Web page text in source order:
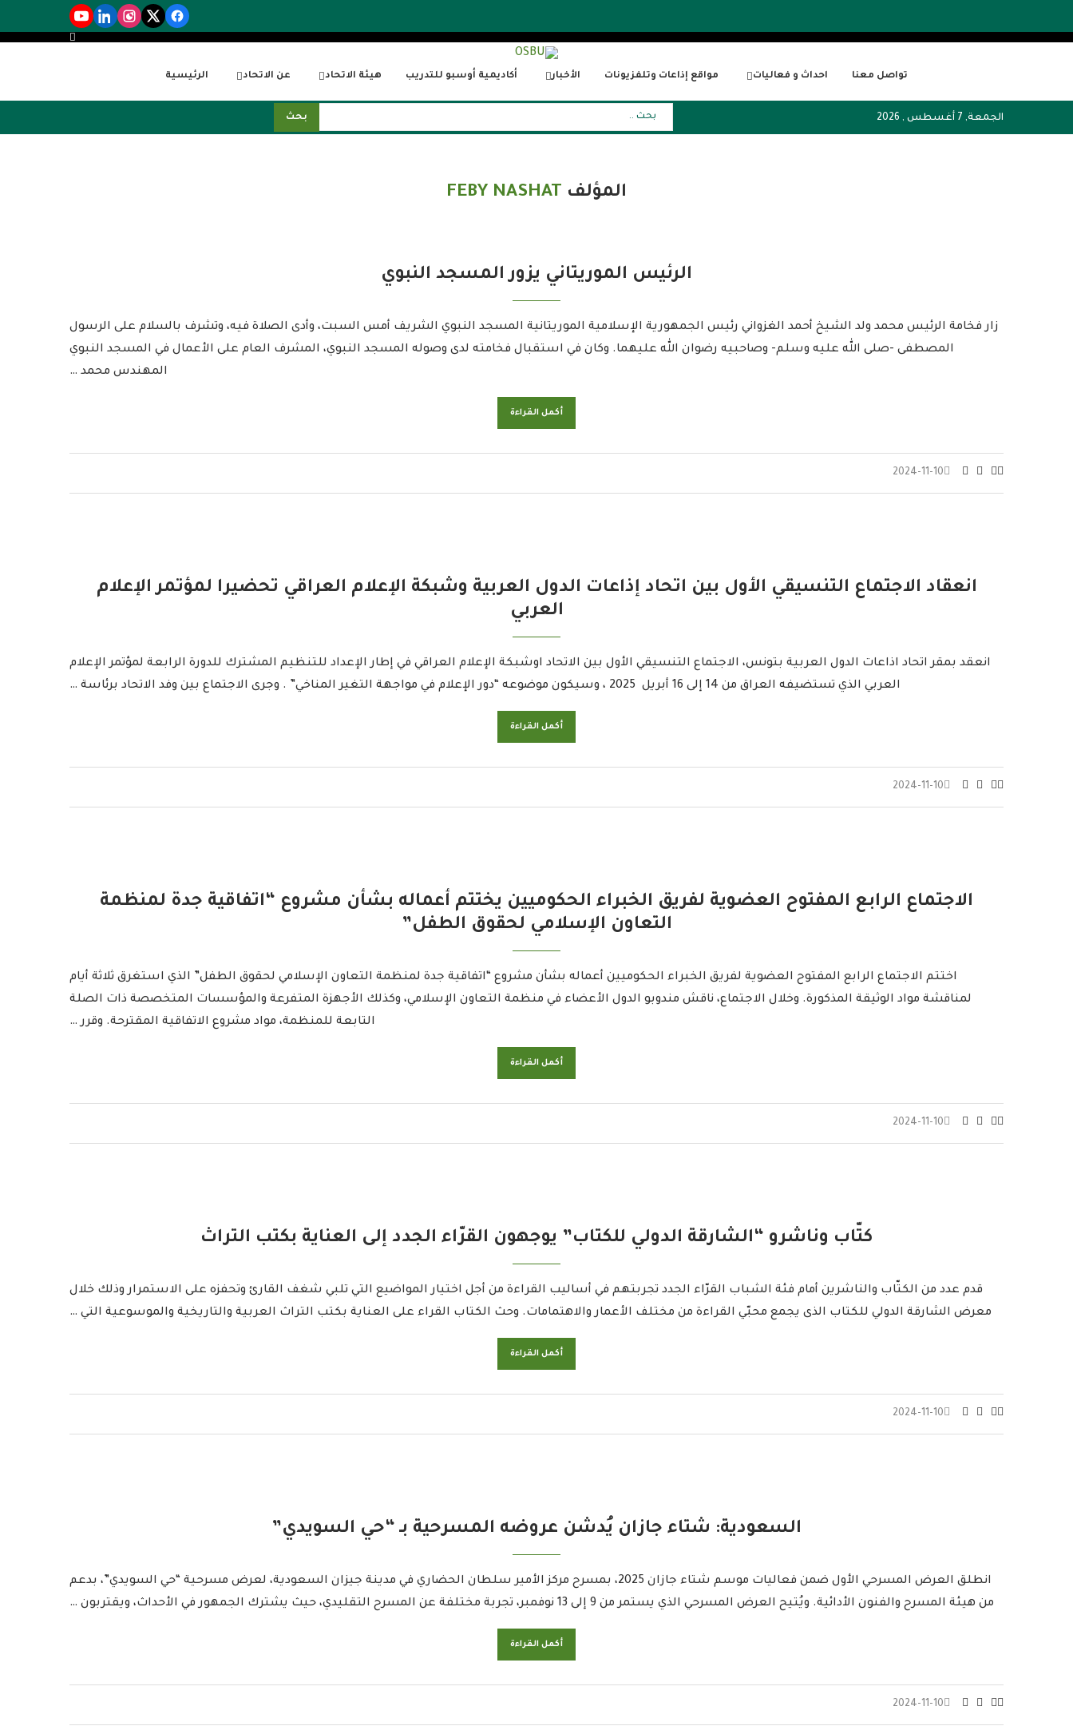
الرئيسية عن الاتحاد هيئة الاتحاد أكاديمية أوسبو للتدريب الأخبار مواقع إذاعات وتلفزيونات احداث و فعاليات تواصل معنا
الجمعة, 7 أغسطس , 2026 بحث
المؤلف FEBY NASHAT
الرئيس الموريتاني يزور المسجد النبوي
زار فخامة الرئيس محمد ولد الشيخ أحمد الغزواني رئيس الجمهورية الإسلامية الموريتانية المسجد النبوي الشريف أمس السبت، وأدى الصلاة فيه، وتشرف بالسلام على الرسول
المصطفى -صلى الله عليه وسلم- وصاحبيه رضوان الله عليهما. وكان في استقبال فخامته لدى وصوله المسجد النبوي، المشرف العام على الأعمال في المسجد النبوي
المهندس محمد …
أكمل القراءة
2024-11-10
انعقاد الاجتماع التنسيقي الأول بين اتحاد إذاعات الدول العربية وشبكة الإعلام العراقي تحضيرا لمؤتمر الإعلام
العربي
انعقد بمقر اتحاد اذاعات الدول العربية بتونس، الاجتماع التنسيقي الأول بين الاتحاد اوشبكة الإعلام العراقي في إطار الإعداد للتنظيم المشترك للدورة الرابعة لمؤتمر الإعلام
العربي الذي تستضيفه العراق من 14 إلى 16 أبريل 2025 ، وسيكون موضوعه “دور الإعلام في مواجهة التغير المناخي” . وجرى الاجتماع بين وفد الاتحاد برئاسة …
أكمل القراءة
2024-11-10
الاجتماع الرابع المفتوح العضوية لفريق الخبراء الحكوميين يختتم أعماله بشأن مشروع “اتفاقية جدة لمنظمة
التعاون الإسلامي لحقوق الطفل”
اختتم الاجتماع الرابع المفتوح العضوية لفريق الخبراء الحكوميين أعماله بشأن مشروع “اتفاقية جدة لمنظمة التعاون الإسلامي لحقوق الطفل” الذي استغرق ثلاثة أيام
لمناقشة مواد الوثيقة المذكورة. وخلال الاجتماع، ناقش مندوبو الدول الأعضاء في منظمة التعاون الإسلامي، وكذلك الأجهزة المتفرعة والمؤسسات المتخصصة ذات الصلة
التابعة للمنظمة، مواد مشروع الاتفاقية المقترحة. وقرر …
أكمل القراءة
2024-11-10
كتّاب وناشرو “الشارقة الدولي للكتاب” يوجهون القرّاء الجدد إلى العناية بكتب التراث
قدم عدد من الكتّاب والناشرين أمام فئة الشباب القرّاء الجدد تجربتهم في أساليب القراءة من أجل اختيار المواضيع التي تلبي شغف القارئ وتحفزه على الاستمرار وذلك خلال
معرض الشارقة الدولي للكتاب الذى يجمع محبّي القراءة من مختلف الأعمار والاهتمامات. وحث الكتاب القراء على العناية بكتب التراث العربية والتاريخية والموسوعية التي …
أكمل القراءة
2024-11-10
السعودية: شتاء جازان يُدشن عروضه المسرحية بـ “حي السويدي”
انطلق العرض المسرحي الأول ضمن فعاليات موسم شتاء جازان 2025، بمسرح مركز الأمير سلطان الحضاري في مدينة جيزان السعودية، لعرض مسرحية “حي السويدي”، بدعم
من هيئة المسرح والفنون الأدائية. ويُتيح العرض المسرحي الذي يستمر من 9 إلى 13 نوفمبر، تجربة مختلفة عن المسرح التقليدي، حيث يشترك الجمهور في الأحداث، ويقتربون …
أكمل القراءة
2024-11-10